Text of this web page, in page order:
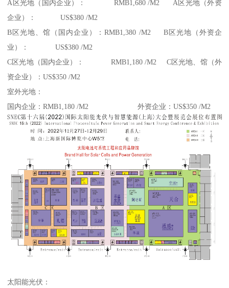
A区光地（国内企业）： RMB1,680 /M2 A区光地（外资
企业）： US$380 /M2
B区光地、馆（国内企业）：RMB1,380 /M2 B区光地（外资企
业）： US$380 /M2
C区光地（国内企业）： RMB1,180 /M2 C区光地、馆（外
资企业）：US$350 /M2
室外光地：
国内企业：RMB1,180 /M2 外资企业：US$350 /M2
太阳能光伏：